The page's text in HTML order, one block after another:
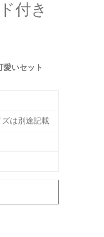
愛いセット
付き
は別途記載